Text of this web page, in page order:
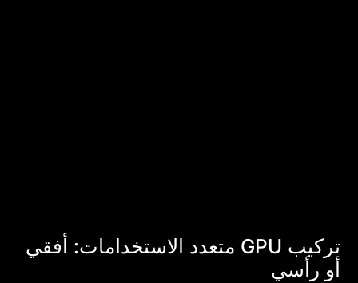
تركيب GPU متعدد الاستخدامات: أفقي
أو رأسي